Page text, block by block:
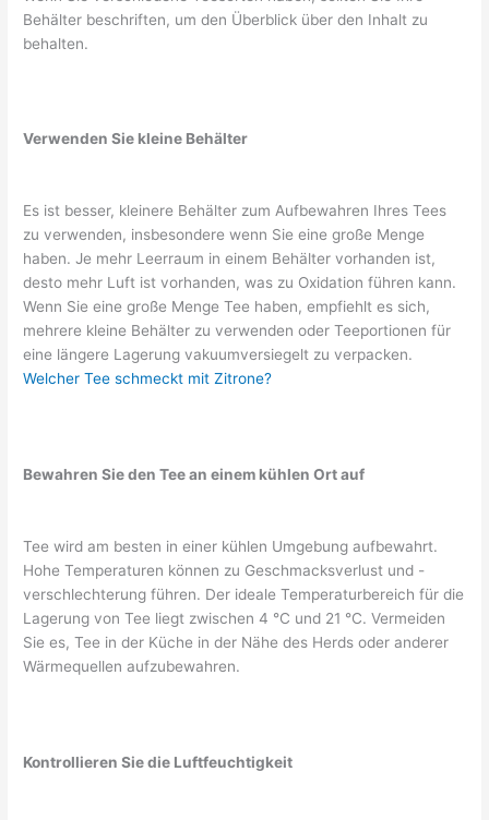
Behälter beschriften, um den Überblick über den Inhalt zu
behalten.
Verwenden Sie kleine Behälter
Es ist besser, kleinere Behälter zum Aufbewahren Ihres Tees
zu verwenden, insbesondere wenn Sie eine große Menge
haben. Je mehr Leerraum in einem Behälter vorhanden ist,
desto mehr Luft ist vorhanden, was zu Oxidation führen kann.
Wenn Sie eine große Menge Tee haben, empfiehlt es sich,
mehrere kleine Behälter zu verwenden oder Teeportionen für
eine längere Lagerung vakuumversiegelt zu verpacken.
Welcher Tee schmeckt mit Zitrone?
Bewahren Sie den Tee an einem kühlen Ort auf
Tee wird am besten in einer kühlen Umgebung aufbewahrt.
Hohe Temperaturen können zu Geschmacksverlust und -
verschlechterung führen. Der ideale Temperaturbereich für die
Lagerung von Tee liegt zwischen 4 °C und 21 °C. Vermeiden
Sie es, Tee in der Küche in der Nähe des Herds oder anderer
Wärmequellen aufzubewahren.
Kontrollieren Sie die Luftfeuchtigkeit